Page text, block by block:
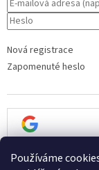
Používáme
Nová registrace
Zapomenuté heslo